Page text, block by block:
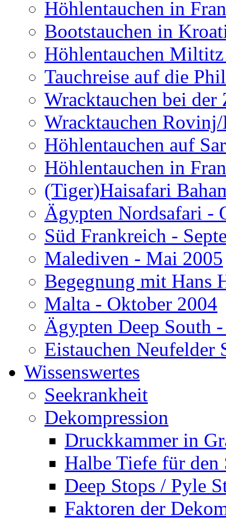
Höhlentauchen in
Bootstauchen in
Höhlentauchen
Tauchreise auf die
Wracktauchen bei der
Wracktauchen
Höhlentauchen auf
Höhlentauchen in
(Tiger)Haisafari
Ägypten Nordsafari -
Süd Frankreich -
Malediven - Mai 2005
Begegnung mit Hans
Malta - Oktober 2004
Ägypten Deep South
Eistauchen Neufelder
Wissenswertes
Seekrankheit
Dekompression
Druckkammer in
Halbe Tiefe für den
Deep Stops / Pyle
Faktoren der